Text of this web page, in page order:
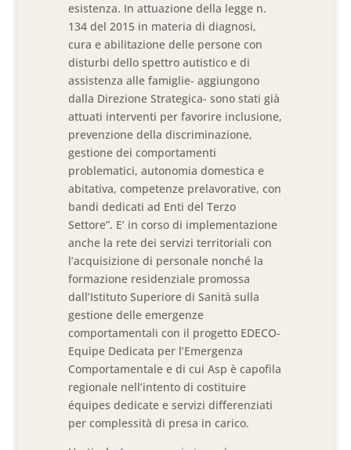
esistenza. In attuazione della legge n.
134 del 2015 in materia di diagnosi,
cura e abilitazione delle persone con
disturbi dello spettro autistico e di
assistenza alle famiglie- aggiungono
dalla Direzione Strategica- sono stati già
attuati interventi per favorire inclusione,
prevenzione della discriminazione,
gestione dei comportamenti
problematici, autonomia domestica e
abitativa, competenze prelavorative, con
bandi dedicati ad Enti del Terzo
Settore”. E’ in corso di implementazione
anche la rete dei servizi territoriali con
l’acquisizione di personale nonché la
formazione residenziale promossa
dall’Istituto Superiore di Sanità sulla
gestione delle emergenze
comportamentali con il progetto EDECO-
Equipe Dedicata per l’Emergenza
Comportamentale e di cui Asp è capofila
regionale nell’intento di costituire
équipes dedicate e servizi differenziati
per complessità di presa in carico.